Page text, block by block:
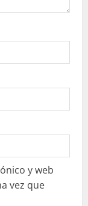
y web
vez que